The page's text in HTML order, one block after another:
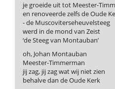
je groeide uit tot Meester-
en renoveerde zelfs de Oude
- de Muscoviterseheuvelsteeg
werd in de mond van Zeist
‘de Steeg van Montauban’
oh, Johan Montauban
Meester-Timmerman
jij zag, jij zag wat wij niet zien
behalve dan de Oude Kerk